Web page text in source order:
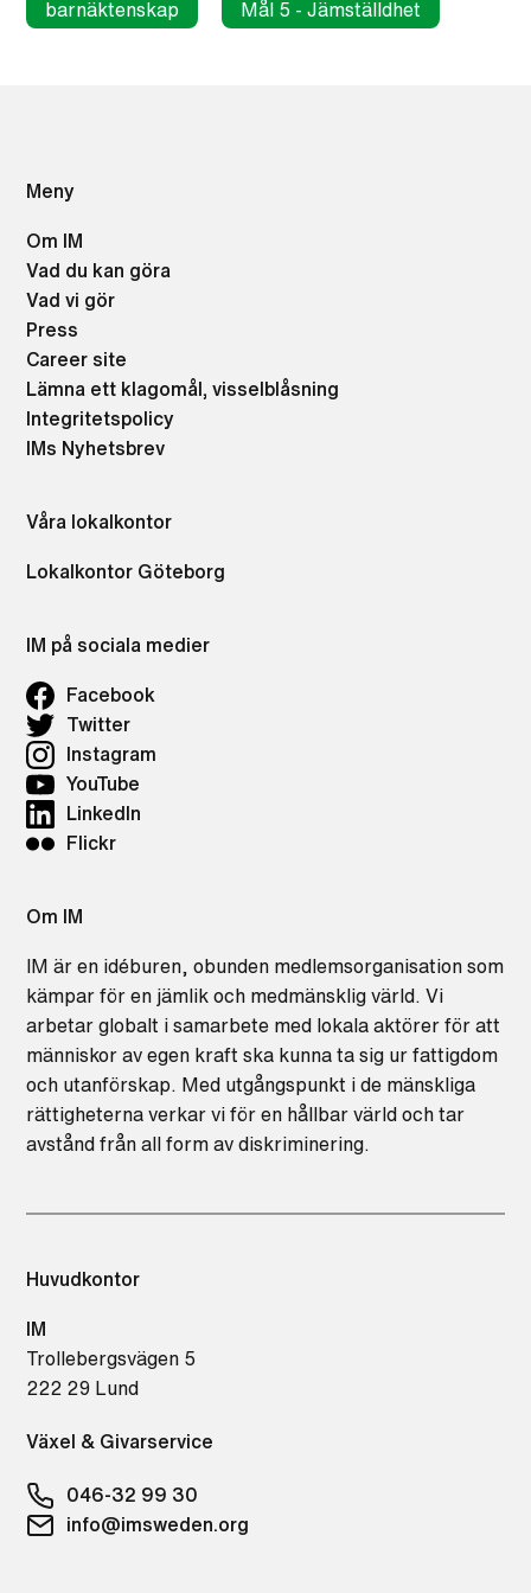
barnäktenskap Mål 5 - Jämställdhet
Meny
Om IM
Vad du kan göra
Vad vi gör
Press
Career site
Lämna ett klagomål, visselblåsning
Integritetspolicy
IMs Nyhetsbrev
Våra lokalkontor
Lokalkontor Göteborg
IM på sociala medier
Facebook
Twitter
Instagram
YouTube
LinkedIn
Flickr
Om IM
IM är en idéburen, obunden medlemsorganisation som
kämpar för en jämlik och medmänsklig värld. Vi
arbetar globalt i samarbete med lokala aktörer för att
människor av egen kraft ska kunna ta sig ur fattigdom
och utanförskap. Med utgångspunkt i de mänskliga
rättigheterna verkar vi för en hållbar värld och tar
avstånd från all form av diskriminering.
Huvudkontor
IM
Trollebergsvägen 5
222 29 Lund
Växel & Givarservice
046-32 99 30
info@imsweden.org